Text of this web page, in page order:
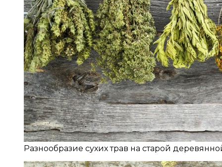
Разнообразие сухих трав на старой